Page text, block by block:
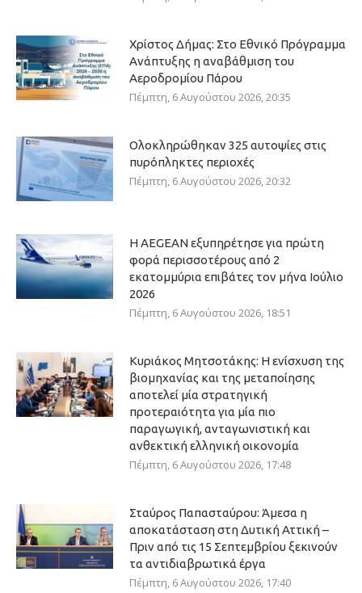
Χρίστος Δήμας: Στο Εθνικό Πρόγραμμα
Ανάπτυξης η αναβάθμιση του
Αεροδρομίου Πάρου
Πέμπτη, 6 Αυγούστου 2026, 20:35
Ολοκληρώθηκαν 325 αυτοψίες στις
πυρόπληκτες περιοχές
Πέμπτη, 6 Αυγούστου 2026, 20:32
Η AEGEAN εξυπηρέτησε για πρώτη
φορά περισσοτέρους από 2
εκατομμύρια επιβάτες τον μήνα Ιούλιο
2026
Πέμπτη, 6 Αυγούστου 2026, 18:51
Κυριάκος Μητσοτάκης: Η ενίσχυση της
βιομηχανίας και της μεταποίησης
αποτελεί μία στρατηγική
προτεραιότητα για μία πιο
παραγωγική, ανταγωνιστική και
ανθεκτική ελληνική οικονομία
Πέμπτη, 6 Αυγούστου 2026, 17:48
Σταύρος Παπασταύρου: Άμεσα η
αποκατάσταση στη Δυτική Αττική –
Πριν από τις 15 Σεπτεμβρίου ξεκινούν
τα αντιδιαβρωτικά έργα
Πέμπτη, 6 Αυγούστου 2026, 17:40